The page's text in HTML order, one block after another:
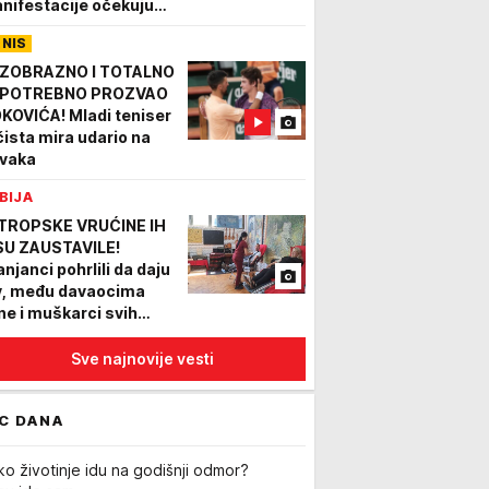
očekuju
I TOTALNO
PROZVAO
Mladi teniser
mira udario na
VRUĆINE IH
ZAUSTAVILE!
pohrlili da daju
među davaocima
i muškarci svih
Sve najnovije vesti
DANA
životinje idu na godišnji odmor?